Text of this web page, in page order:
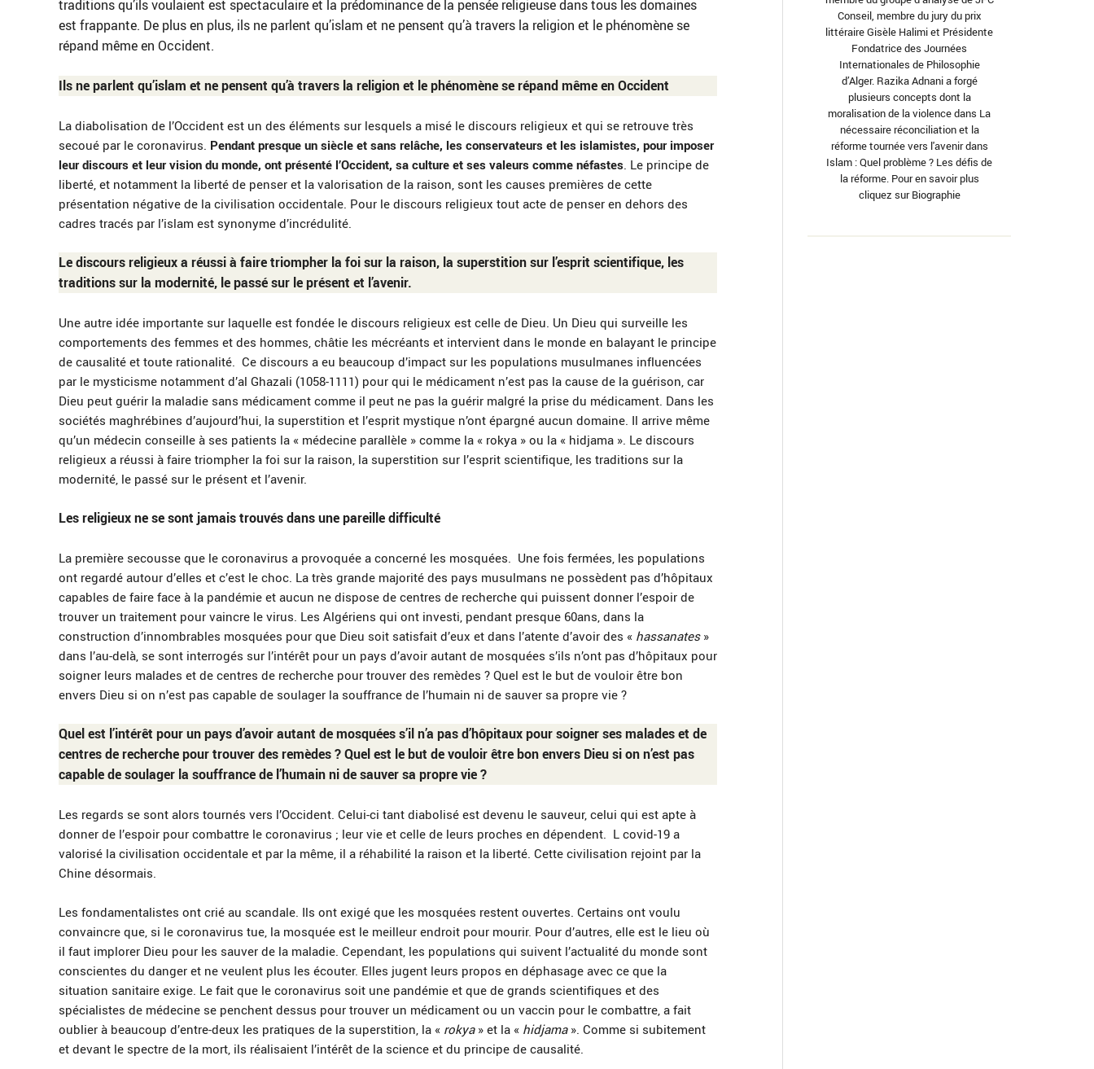
traditions qu’ils voulaient est spectaculaire et la prédominance de la pensée religieuse dans tous les domaines
est frappante. De plus en plus, ils ne parlent qu’islam et ne pensent qu’à travers la religion et le phénomène se
répand même en Occident.
Ils ne parlent qu’islam et ne pensent qu’à travers la religion et le phénomène se répand même en Occident
La diabolisation de l’Occident est un des éléments sur lesquels a misé le discours religieux et qui se retrouve très
secoué par le coronavirus. Pendant presque un siècle et sans relâche, les conservateurs et les islamistes, pour imposer
leur discours et leur vision du monde, ont présenté l’Occident, sa culture et ses valeurs comme néfastes . Le principe de
liberté, et notamment la liberté de penser et la valorisation de la raison, sont les causes premières de cette
présentation négative de la civilisation occidentale. Pour le discours religieux tout acte de penser en dehors des
cadres tracés par l’islam est synonyme d’incrédulité.
Le discours religieux a réussi à faire triompher la foi sur la raison, la superstition sur l’esprit scientifique, les
traditions sur la modernité, le passé sur le présent et l’avenir.
Une autre idée importante sur laquelle est fondée le discours religieux est celle de Dieu. Un Dieu qui surveille les
comportements des femmes et des hommes, châtie les mécréants et intervient dans le monde en balayant le principe
de causalité et toute rationalité. Ce discours a eu beaucoup d’impact sur les populations musulmanes influencées
par le mysticisme notamment d’al Ghazali (1058-1111) pour qui le médicament n’est pas la cause de la guérison, car
Dieu peut guérir la maladie sans médicament comme il peut ne pas la guérir malgré la prise du médicament. Dans les
sociétés maghrébines d’aujourd’hui, la superstition et l’esprit mystique n’ont épargné aucun domaine. Il arrive même
qu’un médecin conseille à ses patients la « médecine parallèle » comme la « rokya » ou la « hidjama ». Le discours
religieux a réussi à faire triompher la foi sur la raison, la superstition sur l’esprit scientifique, les traditions sur la
modernité, le passé sur le présent et l’avenir.
Les religieux ne se sont jamais trouvés dans une pareille difficulté
La première secousse que le coronavirus a provoquée a concerné les mosquées. Une fois fermées, les populations
ont regardé autour d’elles et c’est le choc. La très grande majorité des pays musulmans ne possèdent pas d’hôpitaux
capables de faire face à la pandémie et aucun ne dispose de centres de recherche qui puissent donner l’espoir de
trouver un traitement pour vaincre le virus. Les Algériens qui ont investi, pendant presque 60ans, dans la
construction d’innombrables mosquées pour que Dieu soit satisfait d’eux et dans l’atente d’avoir des « hassanates »
dans l’au-delà, se sont interrogés sur l’intérêt pour un pays d’avoir autant de mosquées s’ils n’ont pas d’hôpitaux pour
soigner leurs malades et de centres de recherche pour trouver des remèdes ? Quel est le but de vouloir être bon
envers Dieu si on n’est pas capable de soulager la souffrance de l’humain ni de sauver sa propre vie ?
Quel est l’intérêt pour un pays d’avoir autant de mosquées s’il n’a pas d’hôpitaux pour soigner ses malades et de
centres de recherche pour trouver des remèdes ? Quel est le but de vouloir être bon envers Dieu si on n’est pas
capable de soulager la souffrance de l’humain ni de sauver sa propre vie ?
Les regards se sont alors tournés vers l’Occident. Celui-ci tant diabolisé est devenu le sauveur, celui qui est apte à
donner de l’espoir pour combattre le coronavirus ; leur vie et celle de leurs proches en dépendent. L covid-19 a
valorisé la civilisation occidentale et par la même, il a réhabilité la raison et la liberté. Cette civilisation rejoint par la
Chine désormais.
Les fondamentalistes ont crié au scandale. Ils ont exigé que les mosquées restent ouvertes. Certains ont voulu
convaincre que, si le coronavirus tue, la mosquée est le meilleur endroit pour mourir. Pour d’autres, elle est le lieu où
il faut implorer Dieu pour les sauver de la maladie. Cependant, les populations qui suivent l’actualité du monde sont
conscientes du danger et ne veulent plus les écouter. Elles jugent leurs propos en déphasage avec ce que la
situation sanitaire exige. Le fait que le coronavirus soit une pandémie et que de grands scientifiques et des
spécialistes de médecine se penchent dessus pour trouver un médicament ou un vaccin pour le combattre, a fait
oublier à beaucoup d’entre-deux les pratiques de la superstition, la « rokya» et la « hidjama». Comme si subitement
et devant le spectre de la mort, ils réalisaient l’intérêt de la science et du principe de causalité.
Conseil, membre du jury du prix
littéraire Gisèle Halimi et Présidente
Fondatrice des Journées
Internationales de Philosophie
d’Alger. Razika Adnani a forgé
plusieurs concepts dont la
moralisation de la violence dans La
nécessaire réconciliation et la
réforme tournée vers l'avenir dans
Islam : Quel problème ? Les défis de
la réforme. Pour en savoir plus
cliquez sur Biographie